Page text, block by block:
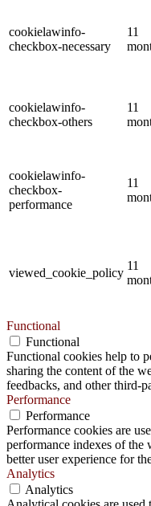
cookielawinfo-
checkbox-necessary
11
cookielawinfo-
checkbox-others
11
cookielawinfo-
checkbox-
performance
11
viewed_cookie_policy
11
Functional
Functional
Functional cookies help to
sharing the content of the
feedbacks, and other third-
Performance
Performance
Performance cookies are
performance indexes of the
better user experience for
Analytics
Analytics